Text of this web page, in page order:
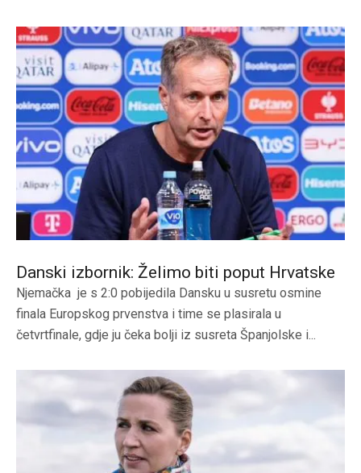
Danski izbornik: Želimo biti poput Hrvatske
Njemačka je s 2:0 pobijedila Dansku u susretu osmine
finala Europskog prvenstva i time se plasirala u
četvrtfinale, gdje ju čeka bolji iz susreta Španjolske i...